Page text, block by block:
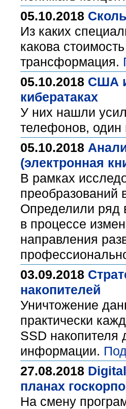
05.10.2018
Из каких
какова
трансформация.
05.10.2018 США
кибератаках
У них нашли
телефонов, один
05.10.2018
(электронная
В рамках
преобразований
Определили ряд
в процессе
направления
03.09.2018
накопителей
Уничтожение
практически
SSD
информации.
27.08.2018
планах
На смену